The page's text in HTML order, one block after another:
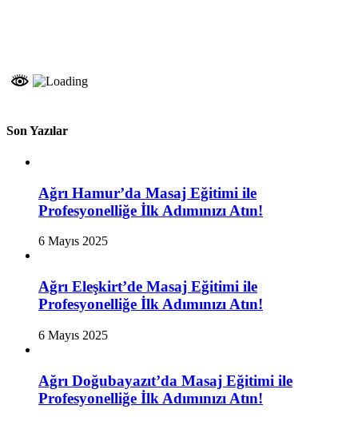
Son Yazılar
Ağrı Hamur’da Masaj Eğitimi ile
Profesyonelliğe İlk Adımınızı Atın!
6 Mayıs 2025
Ağrı Eleşkirt’de Masaj Eğitimi ile
Profesyonelliğe İlk Adımınızı Atın!
6 Mayıs 2025
Ağrı Doğubayazıt’da Masaj Eğitimi ile
Profesyonelliğe İlk Adımınızı Atın!